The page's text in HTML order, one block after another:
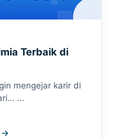
Terbaik di
mengejar karir di
...
→